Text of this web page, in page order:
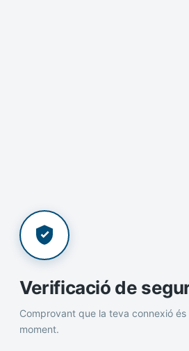
Verificació de
Comprovant que la teva connexió és
moment.